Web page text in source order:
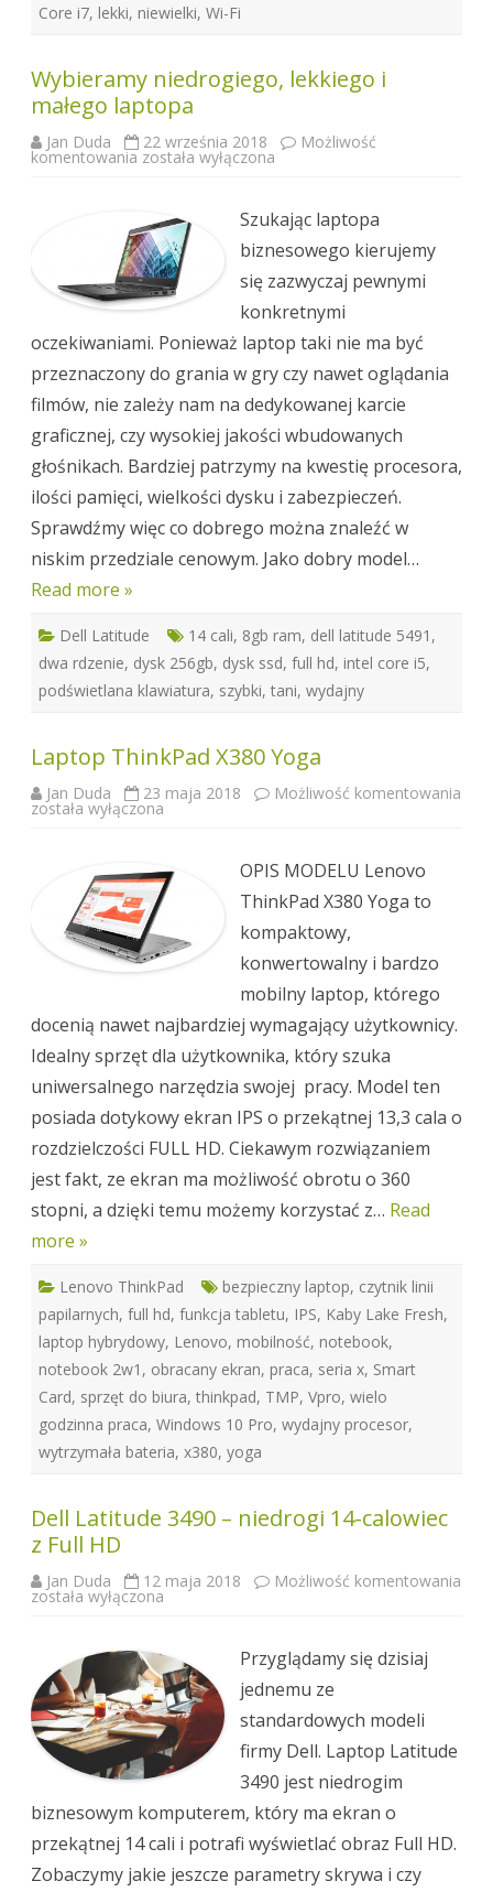
Core i7, lekki, niewielki, Wi-Fi
Wybieramy niedrogiego, lekkiego i
małego laptopa
Jan Duda 22 września 2018 Możliwość
komentowania Wybieramy
niedrogiego,
małego
laptopa
została wyłączona
Szukając laptopa
biznesowego kierujemy
się zazwyczaj pewnymi
konkretnymi
oczekiwaniami. Ponieważ laptop taki nie ma być
przeznaczony do grania w gry czy nawet oglądania
filmów, nie zależy nam na dedykowanej karcie
graficznej, czy wysokiej jakości wbudowanych
głośnikach. Bardziej patrzymy na kwestię procesora,
ilości pamięci, wielkości dysku i zabezpieczeń.
Sprawdźmy więc co dobrego można znaleźć w
niskim przedziale cenowym. Jako dobry model…
Read more »
Dell Latitude 14 cali, 8gb ram, dell latitude 5491 ,
dwa rdzenie, dysk 256gb, dysk ssd, full hd, intel core i5,
podświetlana klawiatura, szybki, tani, wydajny
Laptop ThinkPad X380 Yoga
Jan Duda 23 maja 2018 Możliwość komentowania
Laptop
została wyłączona
OPIS MODELU Lenovo
ThinkPad X380 Yoga to
kompaktowy,
konwertowalny i bardzo
mobilny laptop, którego
docenią nawet najbardziej wymagający użytkownicy.
Idealny sprzęt dla użytkownika, który szuka
uniwersalnego narzędzia swojej pracy. Model ten
posiada dotykowy ekran IPS o przekątnej 13,3 cala o
rozdzielczości FULL HD. Ciekawym rozwiązaniem
jest fakt, ze ekran ma możliwość obrotu o 360
stopni, a dzięki temu możemy korzystać z… Read
more »
Lenovo ThinkPad bezpieczny laptop, czytnik linii
papilarnych, full hd, funkcja tabletu, IPS, Kaby Lake Fresh,
laptop hybrydowy, Lenovo, mobilność, notebook,
notebook 2w1 , obracany ekran, praca, seria x, Smart
Card, sprzęt do biura, thinkpad, TMP, Vpro, wielo
godzinna praca, Windows 10 Pro, wydajny procesor,
wytrzymała bateria, x380, yoga
Dell Latitude 3490 – niedrogi 14-calowiec
z Full HD
Jan Duda 12 maja 2018 Możliwość komentowania
Dell
niedrogi
14-
calowiec
z
Full
HD
została wyłączona
Przyglądamy się dzisiaj
jednemu ze
standardowych modeli
firmy Dell. Laptop Latitude
3490 jest niedrogim
biznesowym komputerem, który ma ekran o
przekątnej 14 cali i potrafi wyświetlać obraz Full HD.
Zobaczymy jakie jeszcze parametry skrywa i czy